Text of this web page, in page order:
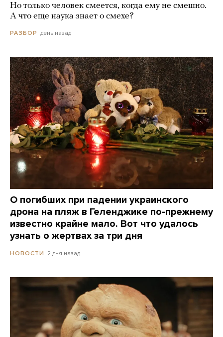
Но только человек смеется, когда ему не смешно.
А что еще наука знает о смехе?
РАЗБОР день назад
О погибших при падении украинского
дрона на пляж в Геленджике по-прежнему
известно крайне мало. Вот что удалось
узнать о жертвах за три дня
НОВОСТИ 2 дня назад